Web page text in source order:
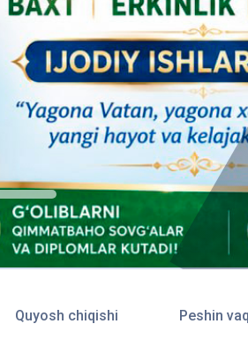
Quyosh chiqishi Peshin